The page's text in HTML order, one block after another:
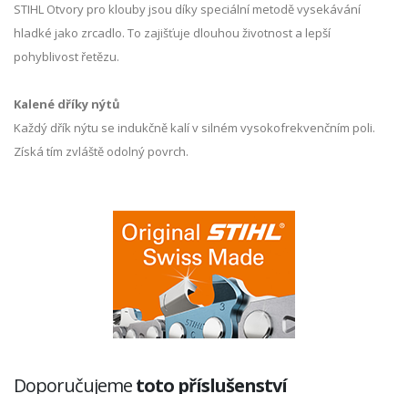
STIHL Otvory pro klouby jsou díky speciální metodě vysekávání
hladké jako zrcadlo. To zajišťuje dlouhou životnost a lepší
pohyblivost řetězu.
Kalené dříky nýtů
Každý dřík nýtu se indukčně kalí v silném vysokofrekvenčním poli.
Získá tím zvláště odolný povrch.
Doporučujemetoto příslušenství